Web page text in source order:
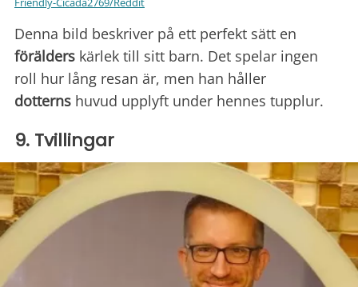
Denna bild beskriver på ett perfekt sätt en
förälders kärlek till sitt barn. Det spelar ingen
roll hur lång resan är, men han håller
dotterns huvud upplyft under hennes tupplur.
9. Tvillingar